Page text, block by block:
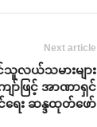
Next article
လယ်သမားများ
ာ်ဖြင့် အာဏာရှင်
ေး ဆန္ဒထုတ်‌ဖော်